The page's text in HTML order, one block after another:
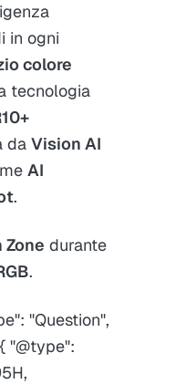
in ogni
colore
tecnologia
da Vision AI
AI
.​
Zone durante
.
"Question",
"@type":